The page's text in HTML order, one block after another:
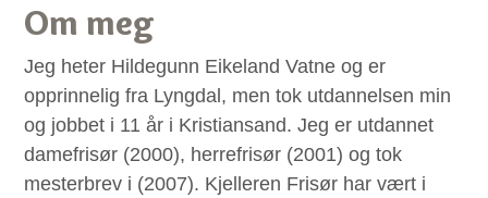
Om meg
Jeg heter Hildegunn Eikeland Vatne og er
opprinnelig fra Lyngdal, men tok utdannelsen min
og jobbet i 11 år i Kristiansand. Jeg er utdannet
damefrisør (2000), herrefrisør (2001) og tok
mesterbrev i (2007). Kjelleren Frisør har vært i